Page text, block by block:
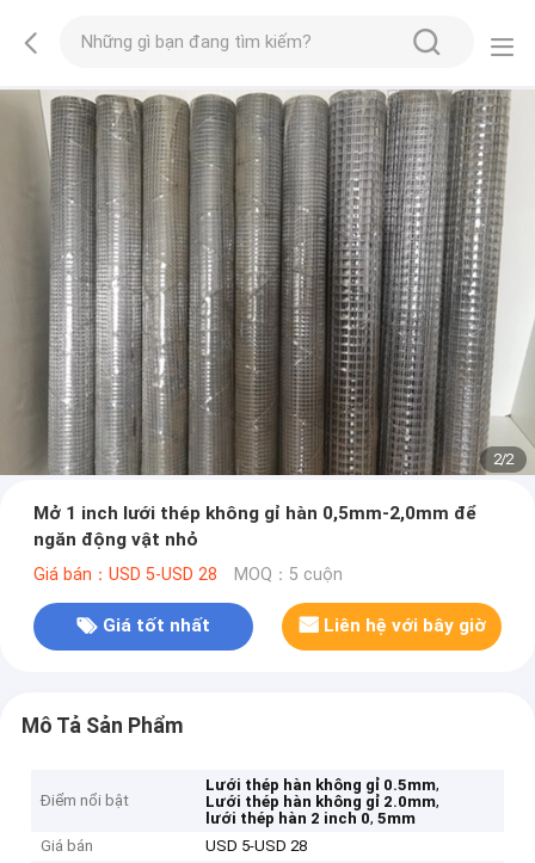
2/2
Mở 1 inch lưới thép không gỉ hàn 0,5mm-2,0mm để
ngăn động vật nhỏ
Giá bán：USD 5-USD 28 MOQ：5 cuộn
Giá tốt nhất Liên hệ với bây giờ
Mô Tả Sản Phẩm
Điểm nổi bật
Lưới thép hàn không gỉ 0.5mm,
Lưới thép hàn không gỉ 2.0mm,
lưới thép hàn 2 inch 0,5mm
Giá bán
USD 5-USD 28